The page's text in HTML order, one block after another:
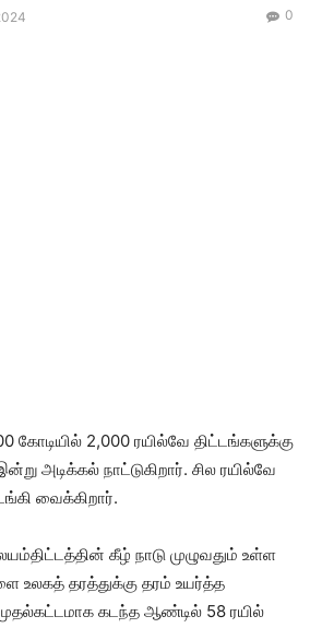
0
கோடியில் 2,000 ரயில்வே திட்டங்களுக்கு
அடிக்கல் நாட்டுகிறார். சில ரயில்வே
வைக்கிறார்.
கீழ் நாடு முழுவதும் உள்ள
உலகத் தரத்துக்கு தரம் உயர்த்த
முதல்கட்டமாக கடந்த ஆண்டில் 58 ரயில்